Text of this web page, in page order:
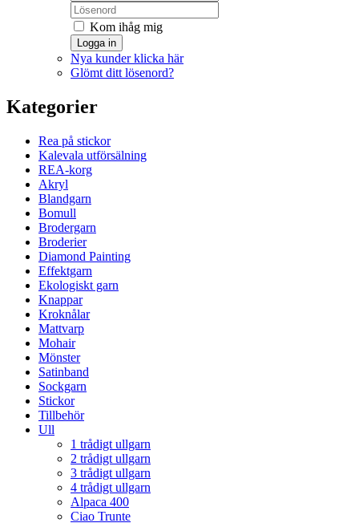
Kom ihåg mig
Logga in
Nya kunder klicka här
Glömt ditt lösenord?
Kategorier
Rea på stickor
Kalevala utförsälning
REA-korg
Akryl
Blandgarn
Bomull
Brodergarn
Broderier
Diamond Painting
Effektgarn
Ekologiskt garn
Knappar
Kroknålar
Mattvarp
Mohair
Mönster
Satinband
Sockgarn
Stickor
Tillbehör
Ull
1 trådigt ullgarn
2 trådigt ullgarn
3 trådigt ullgarn
4 trådigt ullgarn
Alpaca 400
Ciao Trunte